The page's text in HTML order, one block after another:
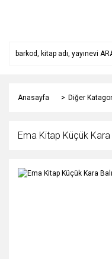
Anasayfa Diğer
Ema Kitap Küçük Kara